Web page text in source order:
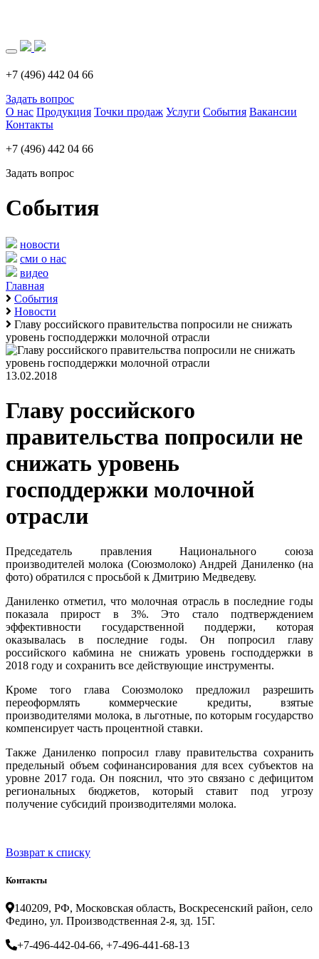
+7 (496) 442 04 66
Задать вопрос
О нас Продукция Точки продаж Услуги События Вакансии
Контакты
+7 (496) 442 04 66
Задать вопрос
События
новости
сми о нас
видео
Главная
События
Новости
Главу российского правительства попросили не снижать
уровень господдержки молочной отрасли
13.02.2018
Главу российского
правительства попросили не
снижать уровень
господдержки молочной
отрасли
Председатель правления Национального союза
производителей молока (Союзмолоко) Андрей Даниленко (на
фото) обратился с просьбой к Дмитрию Медведеву.
Даниленко отметил, что молочная отрасль в последние годы
показала прирост в 3%. Это стало подтверждением
эффективности государственной поддержи, которая
оказывалась в последние годы. Он попросил главу
российского кабмина не снижать уровень господдержки в
2018 году и сохранить все действующие инструменты.
Кроме того глава Союзмолоко предложил разрешить
переоформлять коммерческие кредиты, взятые
производителями молока, в льготные, по которым государство
компенсирует часть процентной ставки.
Также Даниленко попросил главу правительства сохранить
предельный объем софинансирования для всех субъектов на
уровне 2017 года. Он пояснил, что это связано с дефицитом
региональных бюджетов, который ставит под угрозу
получение субсидий производителями молока.
Возврат к списку
Контакты
140209, РФ, Московская область, Воскресенский район, село
Федино, ул. Производственная 2-я, зд. 15Г.
+7-496-442-04-66, +7-496-441-68-13